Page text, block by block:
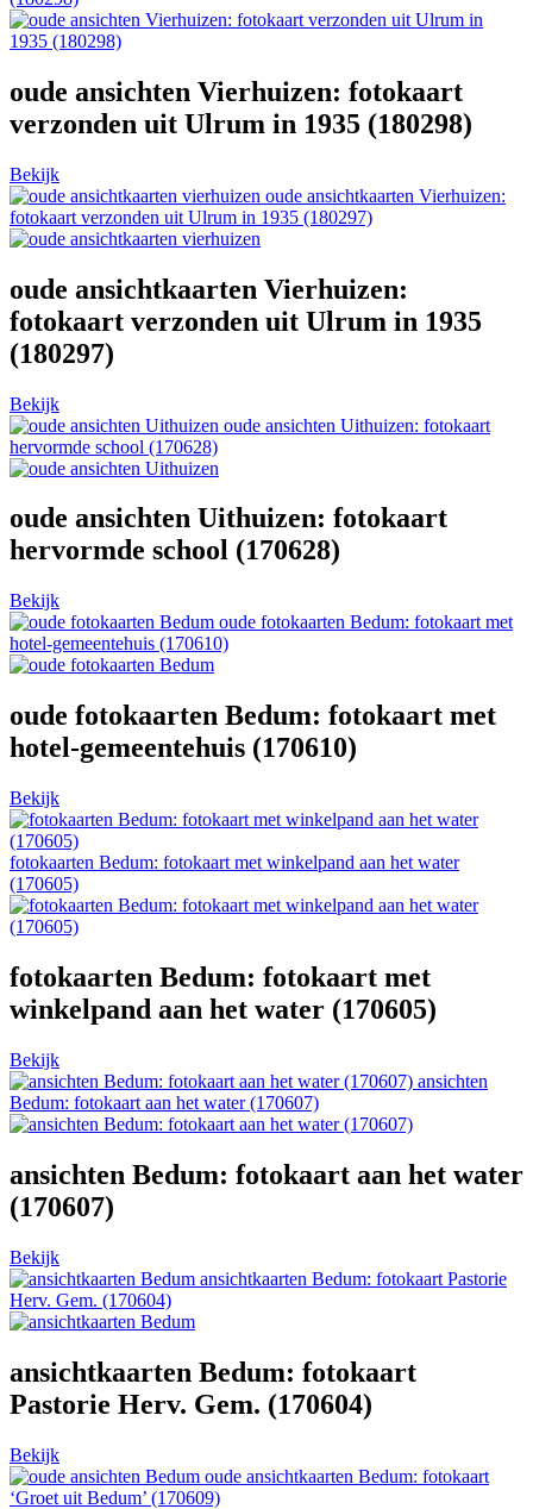
oude ansichten Vierhuizen: fotokaart
verzonden uit Ulrum in 1935 (180298)
Bekijk
oude ansichtkaarten Vierhuizen:
fotokaart verzonden uit Ulrum in 1935 (180297)
oude ansichtkaarten Vierhuizen:
fotokaart verzonden uit Ulrum in 1935
(180297)
Bekijk
oude ansichten Uithuizen: fotokaart
hervormde school (170628)
oude ansichten Uithuizen: fotokaart
hervormde school (170628)
Bekijk
oude fotokaarten Bedum: fotokaart met
hotel-gemeentehuis (170610)
oude fotokaarten Bedum: fotokaart met
hotel-gemeentehuis (170610)
Bekijk
fotokaarten Bedum: fotokaart met winkelpand aan het water
(170605)
fotokaarten Bedum: fotokaart met
winkelpand aan het water (170605)
Bekijk
ansichten
Bedum: fotokaart aan het water (170607)
ansichten Bedum: fotokaart aan het water
(170607)
Bekijk
ansichtkaarten Bedum: fotokaart Pastorie
Herv. Gem. (170604)
ansichtkaarten Bedum: fotokaart
Pastorie Herv. Gem. (170604)
Bekijk
oude ansichtkaarten Bedum: fotokaart
‘Groet uit Bedum’ (170609)